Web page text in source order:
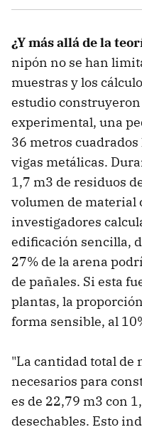
¿Y más allá de la
nipón no se han
muestras y los
estudio
experimental, una
36 metros
vigas metálicas.
1,7 m3 de residuos
volumen de material
investigadores
edificación sencilla,
27% de la arena
de pañales. Si esta
plantas, la
forma sensible, al
"La cantidad total de
necesarios para
es de 22,79 m3 con
desechables. Esto